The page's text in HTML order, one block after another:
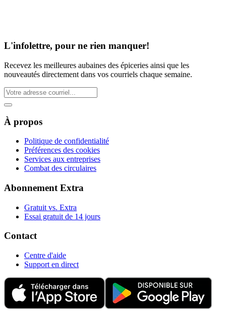
L'infolettre, pour ne rien manquer!
Recevez les meilleures aubaines des épiceries ainsi que les
nouveautés directement dans vos courriels chaque semaine.
À propos
Politique de confidentialité
Préférences des cookies
Services aux entreprises
Combat des circulaires
Abonnement Extra
Gratuit vs. Extra
Essai gratuit de 14 jours
Contact
Centre d'aide
Support en direct